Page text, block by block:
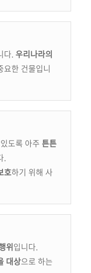
다. 우리나라의
요한 건물입니
도록 아주 튼튼
.
호하기 위해 사
위입니다.
대상으로 하는